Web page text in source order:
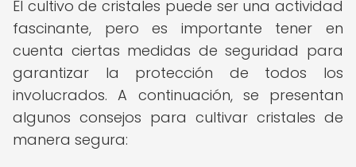
El cultivo de cristales puede ser una actividad
fascinante, pero es importante tener en
cuenta ciertas medidas de seguridad para
garantizar la protección de todos los
involucrados. A continuación, se presentan
algunos consejos para cultivar cristales de
manera segura: